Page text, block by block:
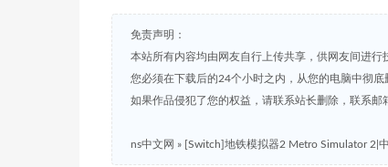
免责声明：
本站所有内容均由网友自行上传共享，供网友间进
您必须在下载后的24个小时之内，从您的电脑中彻底
如果作品侵犯了您的权益，请联系站长删除，联系邮
ns中文网 » [Switch]地铁模拟器2 Metro Simulator 2|